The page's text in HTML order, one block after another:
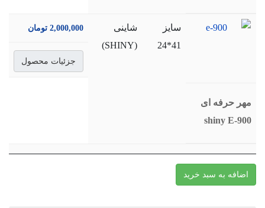
مهر حرفه ای
shiny E-900
سايز
41*24
شاینی
(SHINY)
2,000,000 تومان
جزئیات محصول
اضافه به سبد خرید